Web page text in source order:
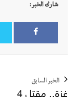
شارك الخبر:
الخبر السابق
غزة.. مقتل 4